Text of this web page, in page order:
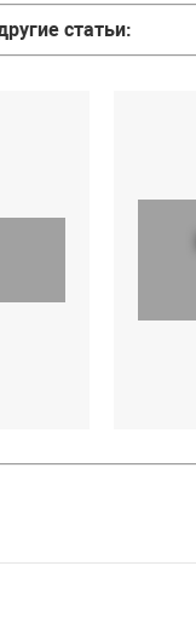
статьи: